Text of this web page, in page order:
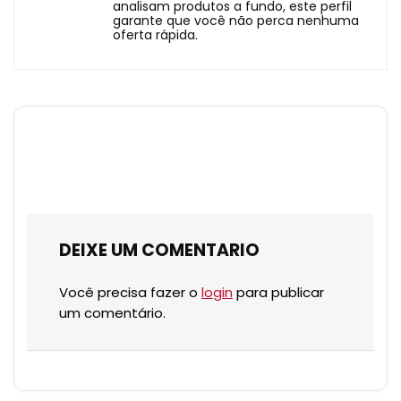
analisam produtos a fundo, este perfil
garante que você não perca nenhuma
oferta rápida.
DEIXE UM COMENTARIO
Você precisa fazer o login para publicar
um comentário.